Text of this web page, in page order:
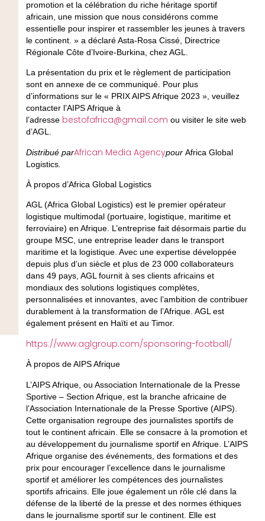
promotion et la célébration du riche héritage sportif
africain, une mission que nous considérons comme
essentielle pour inspirer et rassembler les jeunes à travers
le continent. » a déclaré Asta-Rosa Cissé, Directrice
Régionale Côte d’Ivoire-Burkina, chez AGL.
La présentation du prix et le règlement de participation
sont en annexe de ce communiqué. Pour plus
d’informations sur le « PRIX AIPS Afrique 2023 », veuillez
contacter l’AIPS Afrique à
l’adresse bestofafrica@gmail.com ou visiter le site web
d’AGL.
Distribué parAfrican Media Agencypour Africa Global
Logistics.
À propos d’Africa Global Logistics
AGL (Africa Global Logistics) est le premier opérateur
logistique multimodal (portuaire, logistique, maritime et
ferroviaire) en Afrique. L’entreprise fait désormais partie du
groupe MSC, une entreprise leader dans le transport
maritime et la logistique. Avec une expertise développée
depuis plus d’un siècle et plus de 23 000 collaborateurs
dans 49 pays, AGL fournit à ses clients africains et
mondiaux des solutions logistiques complètes,
personnalisées et innovantes, avec l’ambition de contribuer
durablement à la transformation de l’Afrique. AGL est
également présent en Haïti et au Timor.
https://www.aglgroup.com/sponsoring-football/
À propos de AIPS Afrique
L’AIPS Afrique, ou Association Internationale de la Presse
Sportive – Section Afrique, est la branche africaine de
l’Association Internationale de la Presse Sportive (AIPS).
Cette organisation regroupe des journalistes sportifs de
tout le continent africain. Elle se consacre à la promotion et
au développement du journalisme sportif en Afrique. L’AIPS
Afrique organise des événements, des formations et des
prix pour encourager l’excellence dans le journalisme
sportif et améliorer les compétences des journalistes
sportifs africains. Elle joue également un rôle clé dans la
défense de la liberté de la presse et des normes éthiques
dans le journalisme sportif sur le continent. Elle est